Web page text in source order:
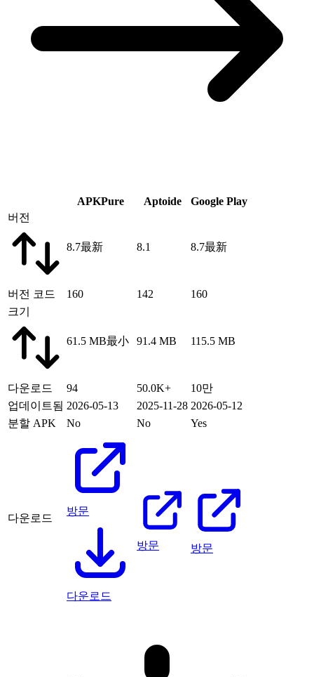
APKPure Aptoide
Google Play
버전
8.7最新 8.1 8.7最新
버전 코드 160 142
160
크기
61.5 MB最小 91.4 MB 115.5 MB
다운로드 94 50.0K+
10만
업데이트됨 2026-05-13 2025-11-28 2026-05-12
분할 APK
No No Yes
다운로드
방문
다운로드
방문 방문